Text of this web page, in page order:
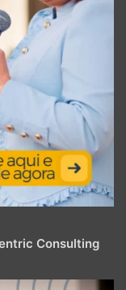
Consulting